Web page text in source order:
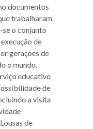
documentos
trabalharam
o conjunto
de
gerações de
o mundo.
educativo
de
a visita
de